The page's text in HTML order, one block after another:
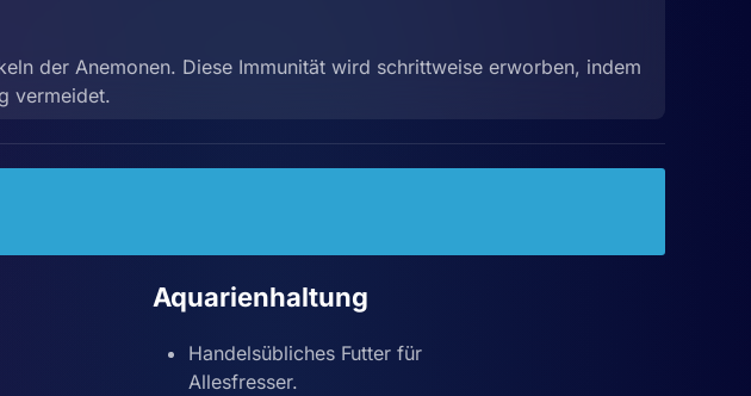
der Anemonen. Diese Immunität wird schrittweise erworben, indem
vermeidet.
Aquarienhaltung
Handelsübliches Futter für
Allesfresser.